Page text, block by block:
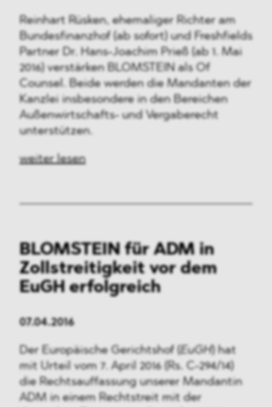
Reinhart Rüsken, ehemaliger Richter am
Bundesfinanzhof (ab sofort) und Freshfields
Partner Dr. Hans-Joachim Prieß (ab 1. Mai
2016) verstärken BLOMSTEIN als Of
Counsel. Beide werden die Mandanten der
Kanzlei insbesondere in den Bereichen
Außenwirtschafts- und Vergaberecht
unterstützen.
weiter lesen
BLOMSTEIN für ADM in
Zollstreitigkeit vor dem
EuGH erfolgreich
07.04.2016
Der Europäische Gerichtshof ( EuGH) hat
mit Urteil vom 7. April 2016 (Rs. C-294/14)
die Rechtsauffassung unserer Mandantin
ADM in einem Rechtstreit mit der